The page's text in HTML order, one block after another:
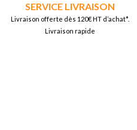
SERVICE LIVRAISON
Livraison offerte dès 120€ HT d’achat*.
Livraison rapide